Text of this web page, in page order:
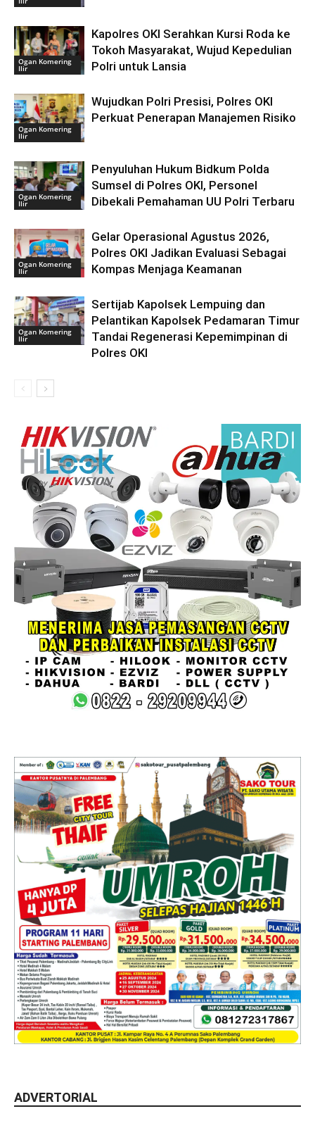
Ogan Komering
Ilir
Kapolres OKI Serahkan Kursi Roda ke
Tokoh Masyarakat, Wujud Kepedulian
Polri untuk Lansia
Ogan Komering
Ilir
Wujudkan Polri Presisi, Polres OKI
Perkuat Penerapan Manajemen Risiko
Ogan Komering
Ilir
Penyuluhan Hukum Bidkum Polda
Sumsel di Polres OKI, Personel
Dibekali Pemahaman UU Polri Terbaru
Ogan Komering
Ilir
Gelar Operasional Agustus 2026,
Polres OKI Jadikan Evaluasi Sebagai
Kompas Menjaga Keamanan
Ogan Komering
Ilir
Sertijab Kapolsek Lempuing dan
Pelantikan Kapolsek Pedamaran Timur
Tandai Regenerasi Kepemimpinan di
Polres OKI
ADVERTORIAL